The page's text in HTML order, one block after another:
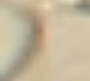
Suna Çokgür
Bilgi Edinme
Koronavirüs